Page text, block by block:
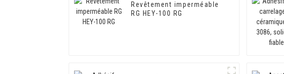
Revêtement imperméable
RG HEY-100 RG